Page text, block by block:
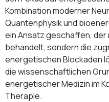
Kombination moderner
Quantenphysik und
ein Ansatz geschaffen, der
behandelt, sondern die
energetischen Blockaden
die wissenschaftlichen
energetischer Medizin im
Therapie.